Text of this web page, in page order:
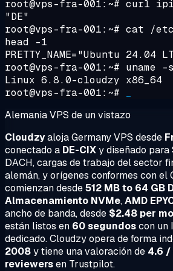
root@vps-fra-001:~# curl
"DE"
root@vps-fra-001:~# cat /
head -1
PRETTY_NAME="Ubuntu 24.04
root@vps-fra-001:~# uname -
Linux 6.8.0-cloudzy x86_64
root@vps-fra-001:~#
Alemania VPS de un vistazo
Cloudzyaloja Germany VPS desde
conectado a DE-CIXy diseñado para
DACH, cargas de trabajo del sector
alemán, y orígenes conformes con el
comienzan desde512 MB to 64 GB
Almacenamiento NVMe,AMD
ancho de banda, desde $2.48 per
están listos en 60 segundoscon un
dedicado. Cloudzy opera de forma
2008y tiene una valoración de 4.6 /
reviewersen Trustpilot.